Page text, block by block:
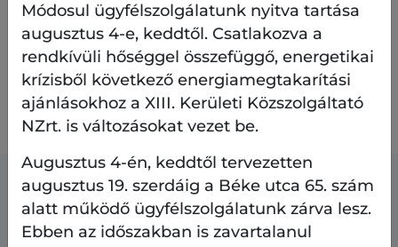
terve
Jakab József utcai park növénykiültetési
terve
Kapcsolódó tartalmak
Módosul ügyfélszolgálatunk nyitva tartása
augusztus 4-e, keddtől. Csatlakozva a
rendkívüli hőséggel összefüggő, energetikai
krízisből következő energiamegtakarítási
ajánlásokhoz a XIII. Kerületi Közszolgáltató
NZrt. is változásokat vezet be.
Augusztus 4-én, keddtől tervezetten
augusztus 19. szerdáig a Béke utca 65. szám
alatt működő ügyfélszolgálatunk zárva lesz.
Ebben az időszakban is zavartalanul